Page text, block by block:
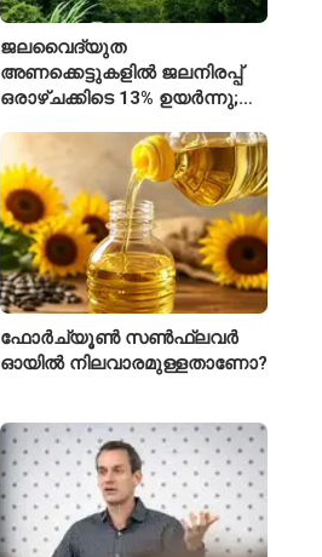
ജലവൈദ്യുത
അണക്കെട്ടുകളിൽ ജലനിരപ്പ്
ഒരാഴ്ചക്കിടെ 13% ഉയർന്നു;
ഇപ്പോഴും കുറവ്
ഫോർച്യൂൺ സൺഫ്ലവർ
ഓയിൽ നിലവാരമുള്ളതാണോ?